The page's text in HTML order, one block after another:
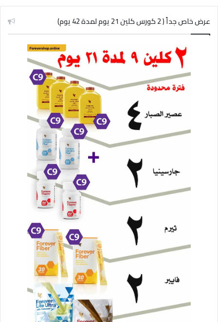
عرض خاص جداً ( 2 كورس كلين 21 يوم لمدة 42 يوم)